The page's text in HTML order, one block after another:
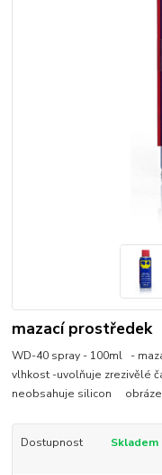
mazací prostředek
WD-40 spray - 100ml -
vlhkost -uvolňuje zrezivělé
neobsahuje silicon
Dostupnost Skladem